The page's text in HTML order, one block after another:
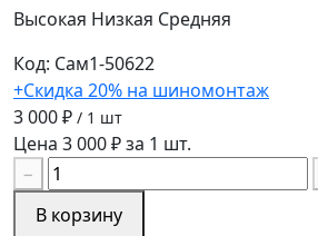
Высокая Низкая Средняя
Код: Сам1-50622
+Скидка 20% на шиномонтаж
3 000 ₽ / 1 шт
Цена 3 000 ₽ за 1 шт.
−
В корзину